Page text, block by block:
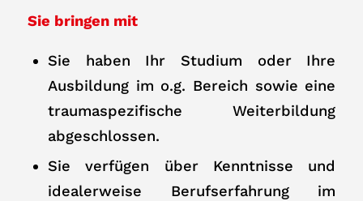
Sie bringen mit
Sie haben Ihr Studium oder Ihre
Ausbildung im o.g. Bereich sowie eine
traumaspezifische Weiterbildung
abgeschlossen.
Sie verfügen über Kenntnisse und
idealerweise Berufserfahrung im